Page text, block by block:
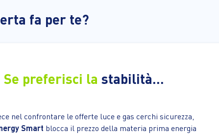
fa per te?
Se preferisci la stabilità...
nel confrontare le offerte luce e gas cerchi sicurezza,
Smart blocca il prezzo della materia prima energia